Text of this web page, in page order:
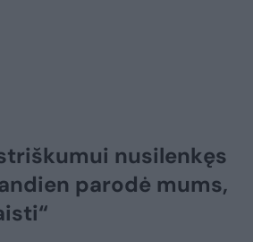
nusilenkęs
parodė mums,